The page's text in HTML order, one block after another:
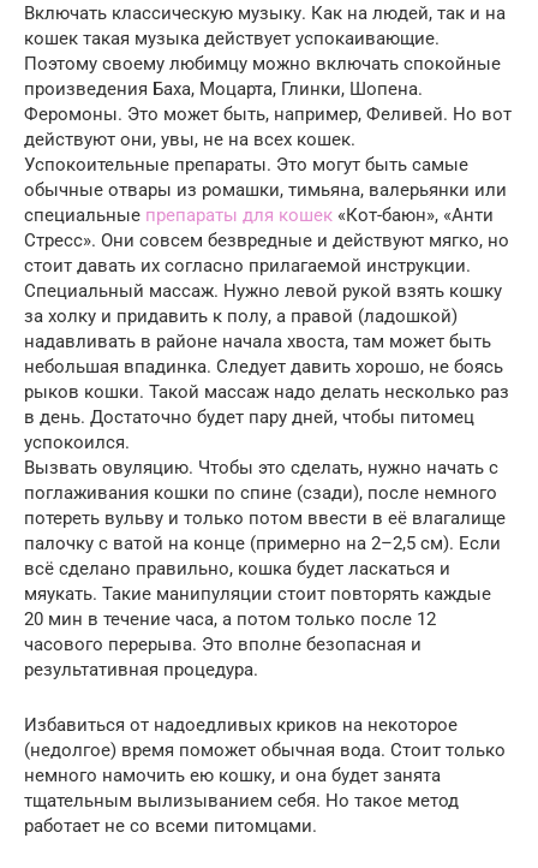
Включать классическую музыку. Как на людей, так и на
кошек такая музыка действует успокаивающие.
Поэтому своему любимцу можно включать спокойные
произведения Баха, Моцарта, Глинки, Шопена.
Феромоны. Это может быть, например, Феливей. Но вот
действуют они, увы, не на всех кошек.
Успокоительные препараты. Это могут быть самые
обычные отвары из ромашки, тимьяна, валерьянки или
специальные препараты для кошек «Кот-баюн», «Анти
Стресс». Они совсем безвредные и действуют мягко, но
стоит давать их согласно прилагаемой инструкции.
Специальный массаж. Нужно левой рукой взять кошку
за холку и придавить к полу, а правой (ладошкой)
надавливать в районе начала хвоста, там может быть
небольшая впадинка. Следует давить хорошо, не боясь
рыков кошки. Такой массаж надо делать несколько раз
в день. Достаточно будет пару дней, чтобы питомец
успокоился.
Вызвать овуляцию. Чтобы это сделать, нужно начать с
поглаживания кошки по спине (сзади), после немного
потереть вульву и только потом ввести в её влагалище
палочку с ватой на конце (примерно на 2–2,5 см). Если
всё сделано правильно, кошка будет ласкаться и
мяукать. Такие манипуляции стоит повторять каждые
20 мин в течение часа, а потом только после 12
часового перерыва. Это вполне безопасная и
результативная процедура.
Избавиться от надоедливых криков на некоторое
(недолгое) время поможет обычная вода. Стоит только
немного намочить ею кошку, и она будет занята
тщательным вылизыванием себя. Но такое метод
работает не со всеми питомцами.